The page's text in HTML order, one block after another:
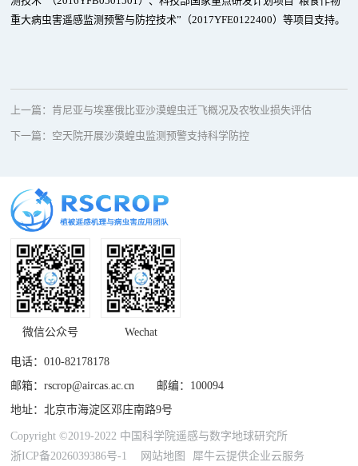
重大病虫害遥感监测预警与防控技术”（2017YFE0122400）等项目支持。
上一篇： 肯尼亚与埃塞俄比亚沙漠蝗虫迁飞概况及农牧业损失评估
下一篇： 空天院开展沙漠蝗虫监测预警支持科学防控
微信公众号 Wechat
电话：010-82178178
邮箱：rscrop@aircas.ac.cn 邮编：100094
地址：北京市海淀区邓庄南路9号
Copyright ©2019-2022 中国科学院遥感与数字地球研究所
浙ICP备2026039386号-1
网站地图 犀牛云提供企业云服务